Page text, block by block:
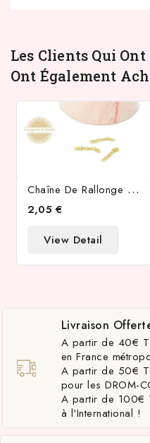
Les Clients Qui
Ont Également
C
Haîne De Rallonge 25mm En Acier Inoxydable 304 Or
2,05 €
View Detail
Livraison
A partir de 40€
en France
A partir de 50€
pour les DROM-
A partir de 100€
à l'International !